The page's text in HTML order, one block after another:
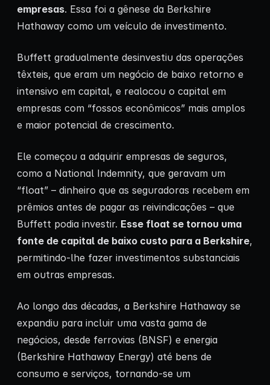
empresas. Essa foi a gênese da Berkshire
Hathaway como um veículo de investimento.
Buffett gradualmente desinvestiu das operações
têxteis, que eram um negócio de baixo retorno e
intensivo em capital, e realocou o capital em
empresas com “fossos econômicos” mais amplos
e maior potencial de crescimento.
Ele começou a adquirir empresas de seguros,
como a National Indemnity, que geravam um
“float” – dinheiro que as seguradoras recebem em
prêmios antes de pagar as reivindicações – que
Buffett podia investir. Esse float se tornou uma
fonte de capital de baixo custo para a Berkshire,
permitindo-lhe fazer investimentos substanciais
em outras empresas.
Ao longo das décadas, a Berkshire Hathaway se
expandiu para incluir uma vasta gama de
negócios, desde ferrovias (BNSF) e energia
(Berkshire Hathaway Energy) até bens de
consumo e serviços, tornando-se um